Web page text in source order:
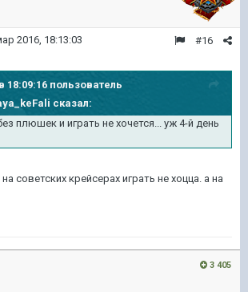
#16
2016, 18:13:03
18:09:16 пользователь
сказал:
плюшек и играть не хочется... уж 4-й день
советских крейсерах играть не хоцца. а на
3 405